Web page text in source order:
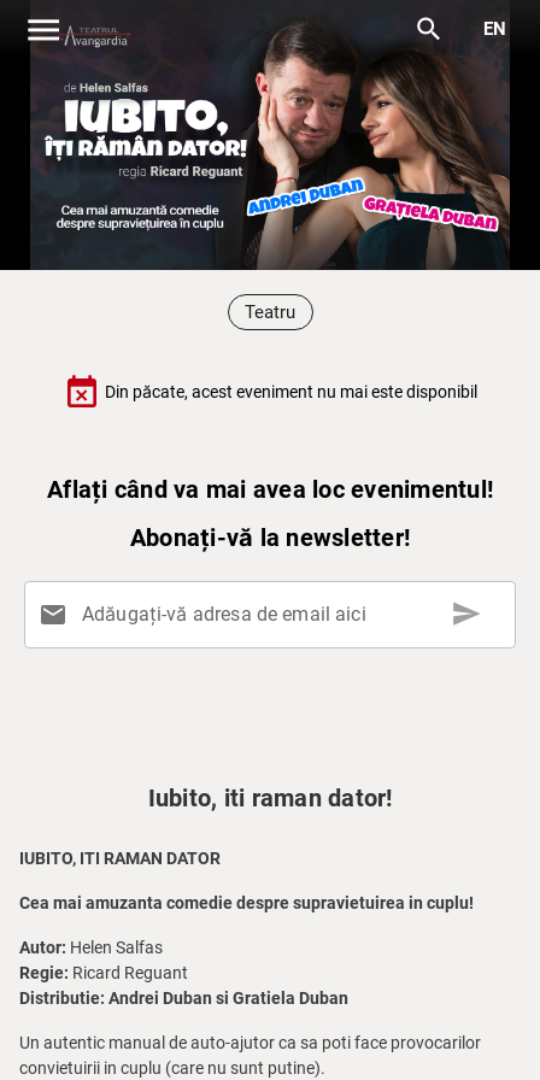
menu search EN
Teatru
event_busy Din păcate, acest eveniment nu mai este disponibil
Aflați când va mai avea loc evenimentul!
Abonați-vă la newsletter!
mail Adăugați-vă adresa de email aici send
Iubito, iti raman dator!
IUBITO, ITI RAMAN DATOR
Cea mai amuzanta comedie despre supravietuirea in cuplu!
Autor: Helen Salfas
Regie: Ricard Reguant
Distributie: Andrei Duban si Gratiela Duban
Un autentic manual de auto-ajutor ca sa poti face provocarilor
convietuirii in cuplu (care nu sunt putine).